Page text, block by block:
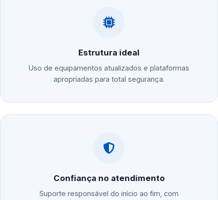
Estrutura ideal
Uso de equipamentos atualizados e plataformas
apropriadas para total segurança.
Confiança no atendimento
Suporte responsável do início ao fim, com